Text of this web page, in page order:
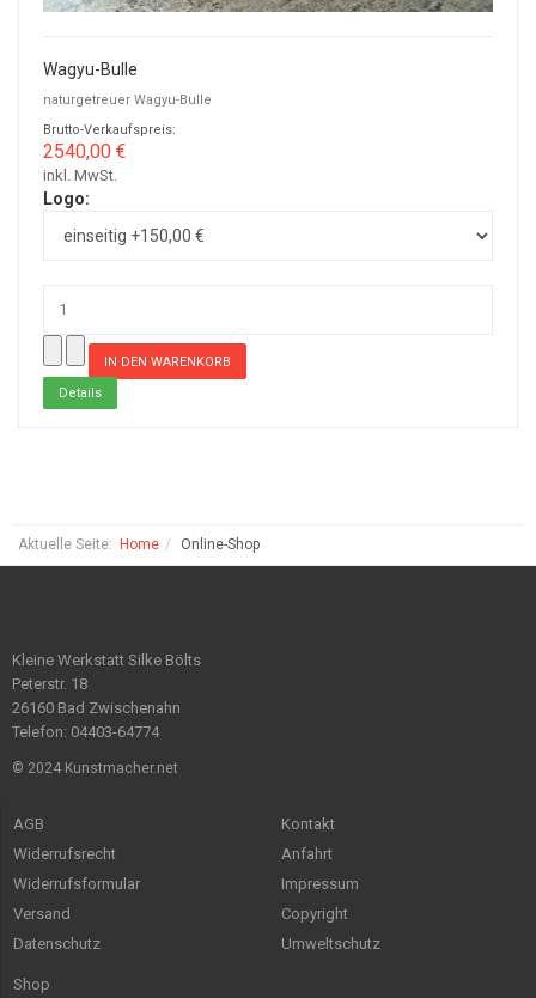
Wagyu-Bulle
naturgetreuer Wagyu-Bulle
Brutto-Verkaufspreis:
2540,00 €
inkl. MwSt.
Logo:
Details
Aktuelle Seite: Home Online-Shop
Kleine Werkstatt Silke Bölts
Peterstr. 18
26160 Bad Zwischenahn
Telefon: 04403-64774
© 2024 Kunstmacher.net
AGB
Widerrufsrecht
Widerrufsformular
Versand
Datenschutz
Kontakt
Anfahrt
Impressum
Copyright
Umweltschutz
Shop